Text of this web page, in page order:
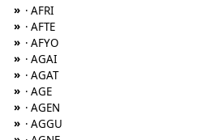
» · AFRI
» · AFTE
» · AFYO
» · AGAI
» · AGAT
» · AGE
» · AGEN
» · AGGU